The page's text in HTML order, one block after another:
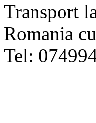
Transport
Romania
Tel: